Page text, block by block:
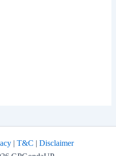
| T&C | Disclaimer